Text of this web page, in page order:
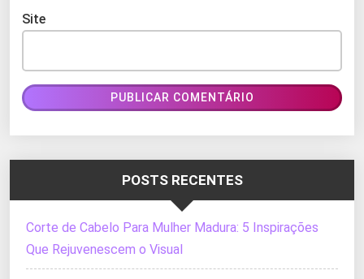
Site
POSTS RECENTES
Corte de Cabelo Para Mulher Madura: 5 Inspirações
Que Rejuvenescem o Visual